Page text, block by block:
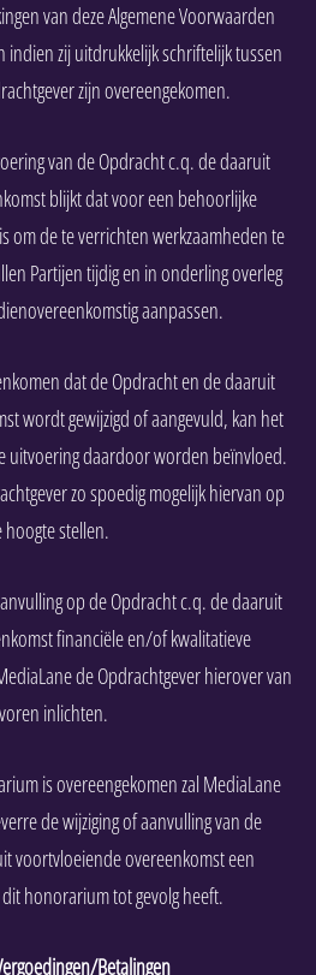
van deze Algemene Voorwaarden
indien zij uitdrukkelijk schriftelijk tussen
zijn overeengekomen.
van de Opdracht c.q. de daaruit
blijkt dat voor een behoorlijke
om de te verrichten werkzaamheden te
Partijen tijdig en in onderling overleg
aanpassen.
dat de Opdracht en de daaruit
wordt gewijzigd of aangevuld, kan het
uitvoering daardoor worden beïnvloed.
zo spoedig mogelijk hiervan op
hoogte stellen.
op de Opdracht c.q. de daaruit
financiële en/of kwalitatieve
de Opdrachtgever hierover van
inlichten.
is overeengekomen zal MediaLane
de wijziging of aanvulling van de
voortvloeiende overeenkomst een
honorarium tot gevolg heeft.
Betalingen